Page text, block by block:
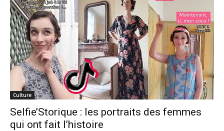
Culture
Selfie’Storique : les portraits des femmes
qui ont fait l’histoire